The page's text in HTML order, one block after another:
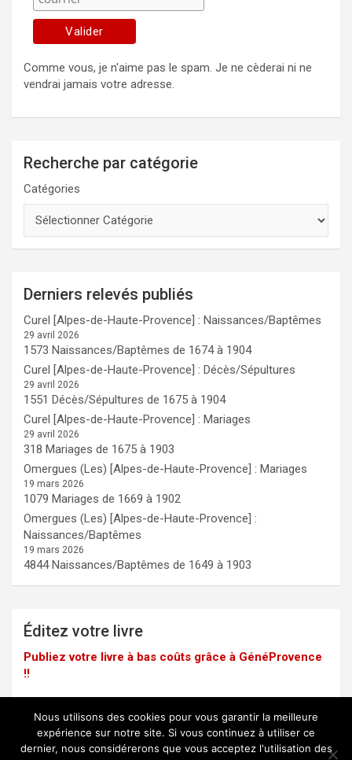
Comme vous, je n'aime pas le spam. Je ne cèderai ni ne
vendrai jamais votre adresse.
Recherche par catégorie
Catégories
Derniers relevés publiés
Curel [Alpes-de-Haute-Provence] : Naissances/Baptêmes
29 avril 2026
1573 Naissances/Baptêmes de 1674 à 1904
Curel [Alpes-de-Haute-Provence] : Décès/Sépultures
29 avril 2026
1551 Décès/Sépultures de 1675 à 1904
Curel [Alpes-de-Haute-Provence] : Mariages
29 avril 2026
318 Mariages de 1675 à 1903
Omergues (Les) [Alpes-de-Haute-Provence] : Mariages
19 mars 2026
1079 Mariages de 1669 à 1902
Omergues (Les) [Alpes-de-Haute-Provence] :
Naissances/Baptêmes
19 mars 2026
4844 Naissances/Baptêmes de 1649 à 1903
Éditez votre livre
Publiez votre livre à bas coûts grâce à GénéProvence
!!
Nous utilisons des cookies pour vous garantir la meilleure
expérience sur notre site. Si vous continuez à utiliser ce
dernier, nous considérerons que vous acceptez l'utilisation des